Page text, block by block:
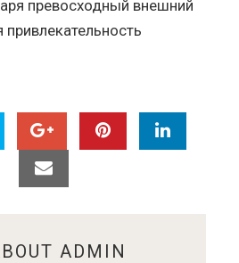
превосходный внешний
ADMIN